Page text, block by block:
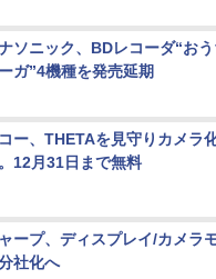
ソニック、BDレコーダ“お
ガ”4機種を発売延期
ー、THETAを見守りカメラ
12月31日まで無料
ープ、ディスプレイ/カメラ
社化へ